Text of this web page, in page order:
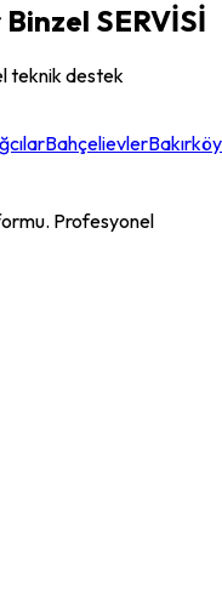
SERVİSİ
teknik destek
BahçelievlerBakırköy
Profesyonel